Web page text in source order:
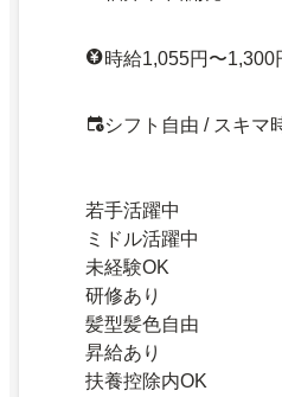
時給1,055円〜1,300
シフト自由 / スキマ
若手活躍中
ミドル活躍中
未経験OK
研修あり
髪型髪色自由
昇給あり
扶養控除内OK